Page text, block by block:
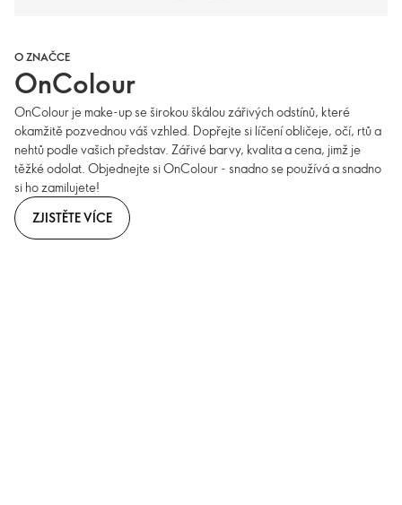
O ZNAČCE
OnColour
OnColour je make-up se širokou škálou zářivých odstínů, které
okamžitě pozvednou váš vzhled. Dopřejte si líčení obličeje, očí, rtů a
nehtů podle vašich představ. Zářivé barvy, kvalita a cena, jimž je
těžké odolat. Objednejte si OnColour - snadno se používá a snadno
si ho zamilujete!
ZJISTĚTE VÍCE